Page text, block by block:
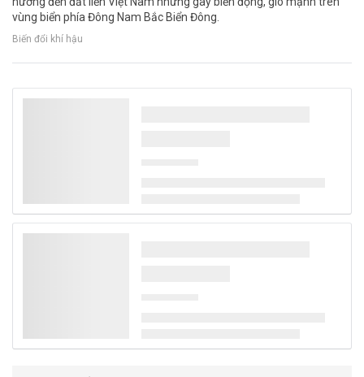
vùng biển phía Đông Nam Bắc Biển Đông.
Biến đổi khí hậu
Thủ tướng Lê Minh Hưng làm Trưởng Ban